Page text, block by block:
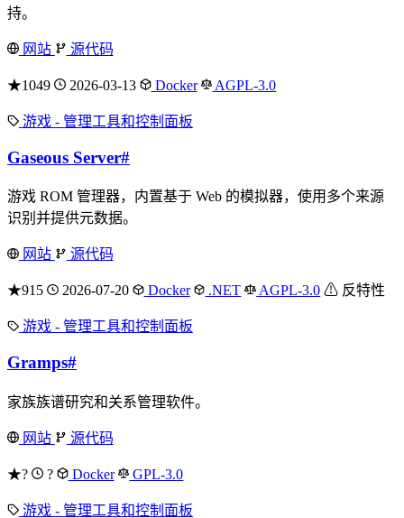
持。
网站 源代码
★1049 2026-03-13 Docker AGPL-3.0
游戏 - 管理工具和控制面板
Gaseous Server#
游戏 ROM 管理器，内置基于 Web 的模拟器，使用多个来源
识别并提供元数据。
网站 源代码
★915 2026-07-20 Docker .NET AGPL-3.0 ⚠ 反特性
游戏 - 管理工具和控制面板
Gramps#
家族族谱研究和关系管理软件。
网站 源代码
★? ? Docker GPL-3.0
游戏 - 管理工具和控制面板